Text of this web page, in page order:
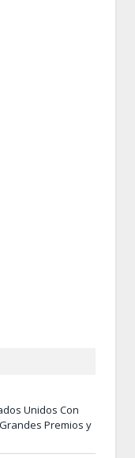
Unidos Con
Premios y